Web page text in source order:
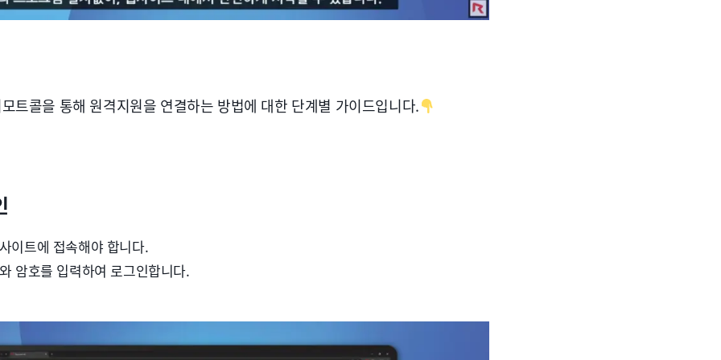
트콜을 통해 원격지원을 연결하는 방법에 대한 단계별 가이드입니다.
이트에 접속해야 합니다.
암호를 입력하여 로그인합니다.